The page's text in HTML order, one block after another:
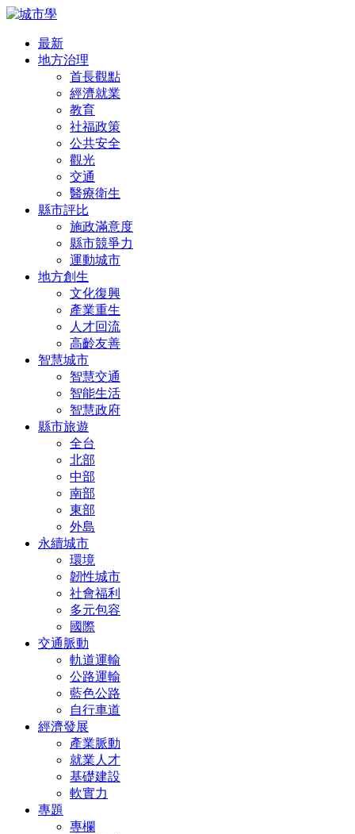
最新
地方治理
首長觀點
經濟就業
教育
社福政策
公共安全
觀光
交通
醫療衛生
縣市評比
施政滿意度
縣市競爭力
運動城市
地方創生
文化復興
產業重生
人才回流
高齡友善
智慧城市
智慧交通
智能生活
智慧政府
縣市旅遊
全台
北部
中部
南部
東部
外島
永續城市
環境
韌性城市
社會福利
多元包容
國際
交通脈動
軌道運輸
公路運輸
藍色公路
自行車道
經濟發展
產業脈動
就業人才
基礎建設
軟實力
專題
專欄